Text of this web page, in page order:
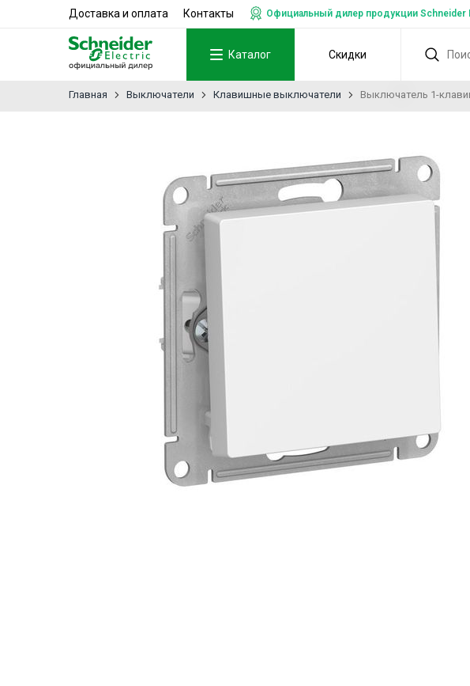
Доставка и оплата Контакты Официальный дилер продукции
Каталог Скидки
Главная Выключатели Клавишные выключатели Выключатель 1-